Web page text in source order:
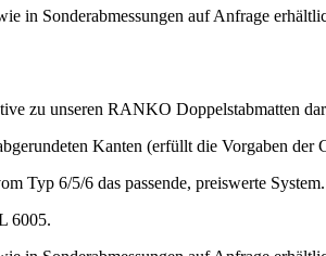
in Sonderabmessungen auf Anfrage
zu unseren RANKO Doppelstabmatten
Kanten (erfüllt die Vorgaben
Typ 6/5/6 das passende, preiswerte System.
6005.